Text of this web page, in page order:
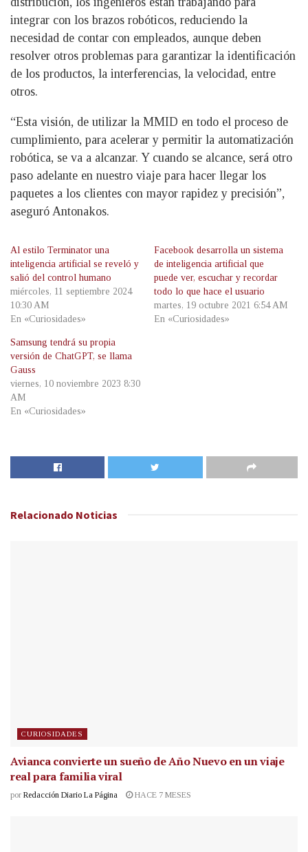
integrar con los brazos robóticos, reduciendo la
necesidad de contar con empleados, aunque deben
resolver otros problemas para garantizar la identificación
de los productos, la interferencias, la velocidad, entre
otros.
“Esta visión, de utilizar la MMID en todo el proceso de
cumplimiento, para acelerar y permitir la automatización
robótica, se va a alcanzar. Y cuando se alcance, será otro
paso adelante en nuestro viaje para hacer llegar los
paquetes a los clientes con mayor rapidez y precisión”,
aseguró Antonakos.
Al estilo Terminator una
inteligencia artificial se reveló y
salió del control humano
miércoles, 11 septiembre 2024
10:30 AM
En «Curiosidades»
Facebook desarrolla un sistema
de inteligencia artificial que
puede ver, escuchar y recordar
todo lo que hace el usuario
martes, 19 octubre 2021 6:54 AM
En «Curiosidades»
Samsung tendrá su propia
versión de ChatGPT, se llama
Gauss
viernes, 10 noviembre 2023 8:30
AM
En «Curiosidades»
Relacionado Noticias
CURIOSIDADES
Avianca convierte un sueño de Año Nuevo en un viaje
real para familia viral
por Redacción Diario La Página HACE 7 MESES